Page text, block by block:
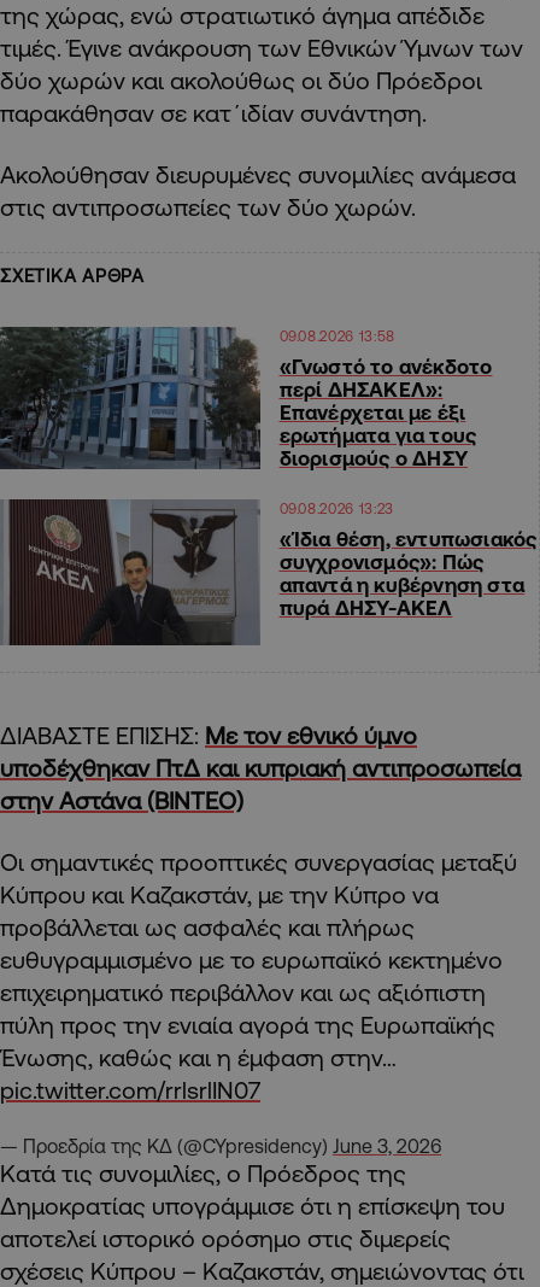
της χώρας, ενώ στρατιωτικό άγημα απέδιδε
τιμές. Έγινε ανάκρουση των Εθνικών Ύμνων των
δύο χωρών και ακολούθως οι δύο Πρόεδροι
παρακάθησαν σε κατ΄ιδίαν συνάντηση.
Ακολούθησαν διευρυμένες συνομιλίες ανάμεσα
στις αντιπροσωπείες των δύο χωρών.
ΣΧΕΤΙΚΑ ΑΡΘΡΑ
09.08.2026 13:58
«Γνωστό το ανέκδοτο
περί ΔΗΣΑΚΕΛ»:
Επανέρχεται με έξι
ερωτήματα για τους
διορισμούς ο ΔΗΣΥ
09.08.2026 13:23
«Ίδια θέση, εντυπωσιακός
συγχρονισμός»: Πώς
απαντά η κυβέρνηση στα
πυρά ΔΗΣΥ-ΑΚΕΛ
ΔΙΑΒΑΣΤΕ ΕΠΙΣΗΣ: Με τον εθνικό ύμνο
υποδέχθηκαν ΠτΔ και κυπριακή αντιπροσωπεία
στην Αστάνα (BINTEO)
Οι σημαντικές προοπτικές συνεργασίας μεταξύ
Κύπρου και Καζακστάν, με την Κύπρο να
προβάλλεται ως ασφαλές και πλήρως
ευθυγραμμισμένο με το ευρωπαϊκό κεκτημένο
επιχειρηματικό περιβάλλον και ως αξιόπιστη
πύλη προς την ενιαία αγορά της Ευρωπαϊκής
Ένωσης, καθώς και η έμφαση στην…
pic.twitter.com/rrlsrlIN07
— Προεδρία της ΚΔ (@CYpresidency) June 3, 2026
Κατά τις συνομιλίες, ο Πρόεδρος της
Δημοκρατίας υπογράμμισε ότι η επίσκεψη του
αποτελεί ιστορικό ορόσημο στις διμερείς
σχέσεις Κύπρου – Καζακστάν, σημειώνοντας ότι